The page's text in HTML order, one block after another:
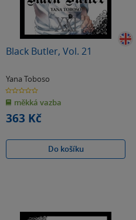
Black Butler, Vol. 21
Yana Toboso
0.0
z
5
hvězdiček
měkká vazba
363 Kč
Do košíku